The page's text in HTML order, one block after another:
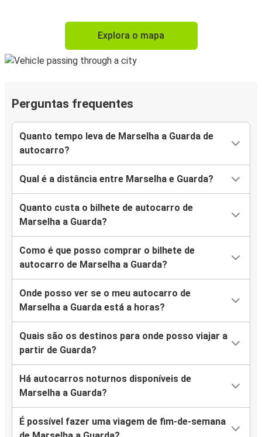
Explora o mapa
Perguntas frequentes
Quanto tempo leva de Marselha a Guarda de
autocarro?
Qual é a distância entre Marselha e Guarda?
Quanto custa o bilhete de autocarro de
Marselha a Guarda?
Como é que posso comprar o bilhete de
autocarro de Marselha a Guarda?
Onde posso ver se o meu autocarro de
Marselha a Guarda está a horas?
Quais são os destinos para onde posso viajar a
partir de Guarda?
Há autocarros noturnos disponíveis de
Marselha a Guarda?
É possível fazer uma viagem de fim-de-semana